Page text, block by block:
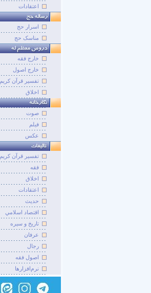
اعتقادات
اسرار حج
مناسک حج
خارج فقه
خارج اصول
تفسیر قرآن کریم
اخلاق
صوت
فيلم
عکس
تفسير قرآن کريم
فقه
اخلاق
اعتقادات
حديث
اقتصاد اسلامي
تاريخ و سيره
عرفان
رجال
اصول فقه
نرم‌افزارها